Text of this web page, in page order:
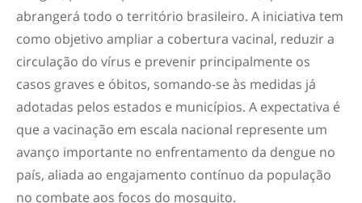
abrangerá todo o território brasileiro. A iniciativa tem
como objetivo ampliar a cobertura vacinal, reduzir a
circulação do vírus e prevenir principalmente os
casos graves e óbitos, somando-se às medidas já
adotadas pelos estados e municípios. A expectativa é
que a vacinação em escala nacional represente um
avanço importante no enfrentamento da dengue no
país, aliada ao engajamento contínuo da população
no combate aos focos do mosquito.